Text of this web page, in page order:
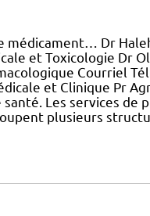
médicament… Dr
et Toxicologie Dr
Courriel
et Clinique Pr
Les services de
plusieurs